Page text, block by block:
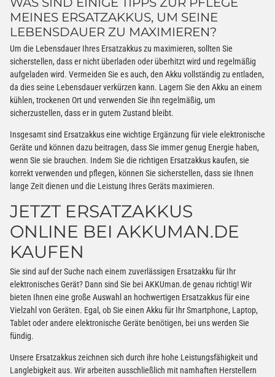
MEINES ERSATZAKKUS, UM SEINE
LEBENSDAUER ZU MAXIMIEREN?
Um die Lebensdauer Ihres Ersatzakkus zu maximieren, sollten Sie
sicherstellen, dass er nicht überladen oder überhitzt wird und regelmäßig
aufgeladen wird. Vermeiden Sie es auch, den Akku vollständig zu entladen,
da dies seine Lebensdauer verkürzen kann. Lagern Sie den Akku an einem
kühlen, trockenen Ort und verwenden Sie ihn regelmäßig, um
sicherzustellen, dass er in gutem Zustand bleibt.
Insgesamt sind Ersatzakkus eine wichtige Ergänzung für viele elektronische
Geräte und können dazu beitragen, dass Sie immer genug Energie haben,
wenn Sie sie brauchen. Indem Sie die richtigen Ersatzakkus kaufen, sie
korrekt verwenden und pflegen, können Sie sicherstellen, dass sie Ihnen
lange Zeit dienen und die Leistung Ihres Geräts maximieren.
JETZT ERSATZAKKUS
ONLINE BEI AKKUMAN.DE
KAUFEN
Sie sind auf der Suche nach einem zuverlässigen Ersatzakku für Ihr
elektronisches Gerät? Dann sind Sie bei AKKUman.de genau richtig! Wir
bieten Ihnen eine große Auswahl an hochwertigen Ersatzakkus für eine
Vielzahl von Geräten. Egal, ob Sie einen Akku für Ihr Smartphone, Laptop,
Tablet oder andere elektronische Geräte benötigen, bei uns werden Sie
fündig.
Unsere Ersatzakkus zeichnen sich durch ihre hohe Leistungsfähigkeit und
Langlebigkeit aus. Wir arbeiten ausschließlich mit namhaften Herstellern